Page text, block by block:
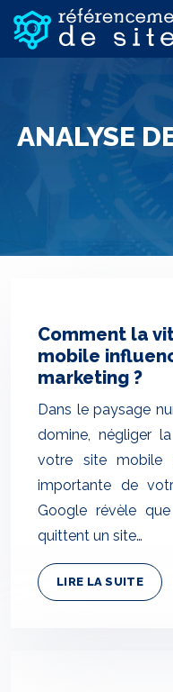
ANALYSE
Comment la
mobile
marketing ?
Dans le paysage
domine, négliger
votre site mobile
importante de
Google révèle
quittent un site…
LIRE LA SUITE